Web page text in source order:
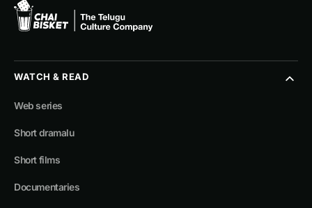
WATCH & READ
Web series
Short dramalu
Short films
Documentaries